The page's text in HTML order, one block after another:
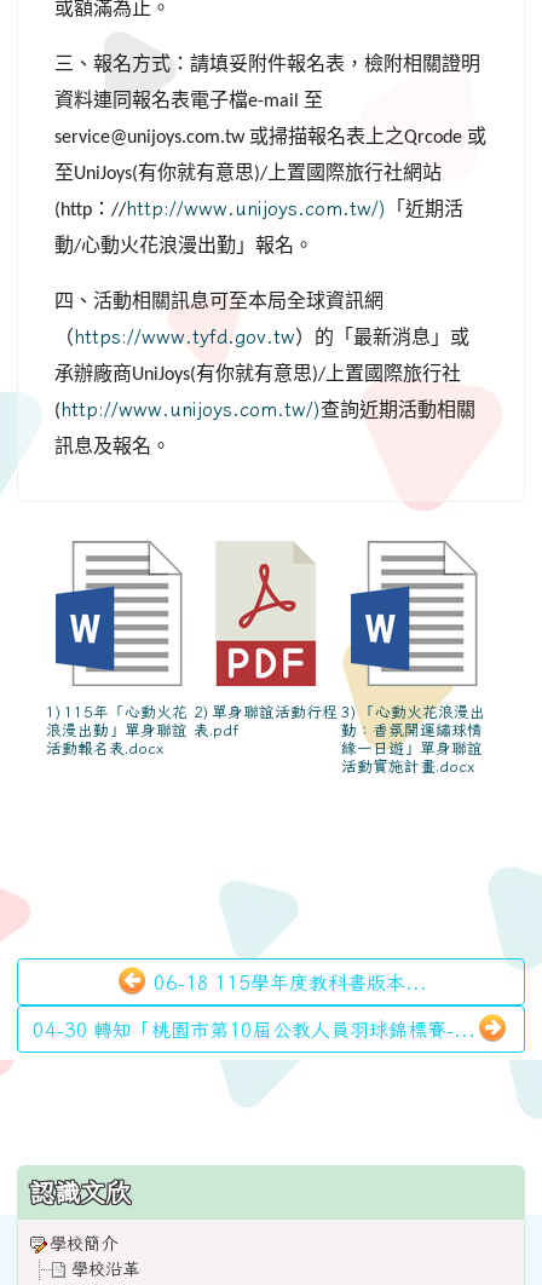
或額滿為止。
三、報名方式：請填妥附件報名表，檢附相關證明
資料連同報名表電子檔e-mail 至
service@unijoys.com.tw 或掃描報名表上之Qrcode 或
至UniJoys(有你就有意思)/ 上置國際旅行社網站
(http ： //http://www.unijoys.com.tw/)
「近期活
動/心動火花浪漫出勤」報名。
四、活動相關訊息可至本局全球資訊網
（https://www.tyfd.gov.tw）的「最新消息」或
承辦廠商UniJoys(有你就有意思)/ 上置國際旅行社
(http://www.unijoys.com.tw/)查詢近期活動相關
訊息及報名。
1) 115年「心動火花
浪漫出勤」單身聯誼
活動報名表.docx
2) 單身聯誼活動行程
表.pdf
3) 「心動火花浪漫出
勤：香氛開運繡球情
緣一日遊」單身聯誼
活動實施計畫.docx
06-18 115學年度教科書版本...
04-30 轉知「桃園市第10屆公教人員羽球錦標賽-...
:::
認識文欣
學校簡介
學校沿革